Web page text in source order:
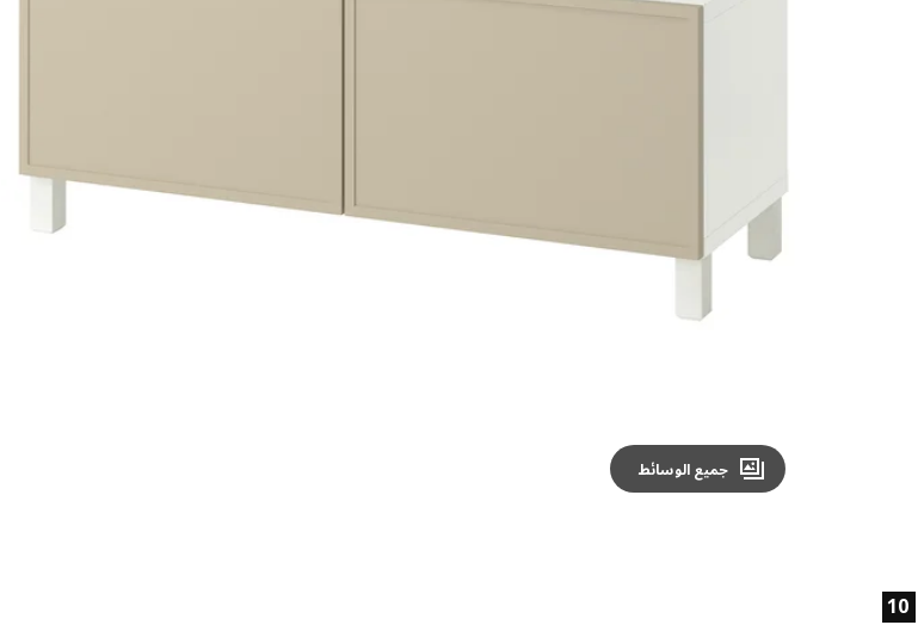
جميع الوسائط
خصائص المنتج
10